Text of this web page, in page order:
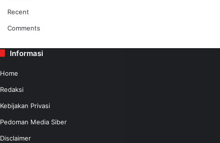
Recent
Comments
Informasi
Home
Redaksi
Kebijakan Privasi
Pedoman Media Siber
Disclaimer